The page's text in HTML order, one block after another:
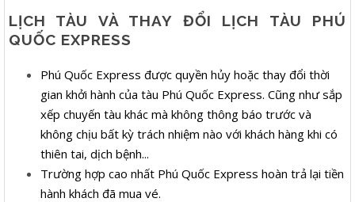
LỊCH TÀU VÀ THAY ĐỔI LỊCH TÀU PHÚ
QUỐC EXPRESS
Phú Quốc Express được quyền hủy hoặc thay đổi thời
gian khởi hành của tàu Phú Quốc Express. Cũng như sắp
xếp chuyến tàu khác mà không thông báo trước và
không chịu bất kỳ trách nhiệm nào với khách hàng khi có
thiên tai, dịch bệnh...
Trường hợp cao nhất Phú Quốc Express hoàn trả lại tiền
hành khách đã mua vé.